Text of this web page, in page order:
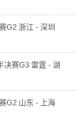
G2 浙江 - 深圳
决赛G3 雷霆 - 湖
G2 山东 - 上海